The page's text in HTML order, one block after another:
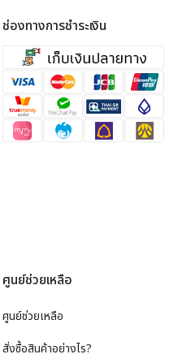
ช่องทางการชำระเงิน
ศูนย์ช่วยเหลือ
ศูนย์ช่วยเหลือ
สั่งซื้อสินค้าอย่างไร?